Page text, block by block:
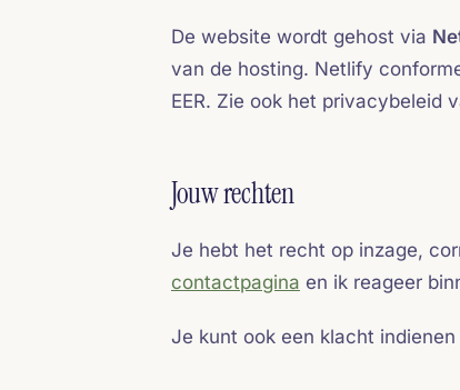
De website wordt gehost via
van de hosting. Netlify
EER. Zie ook het privacybeleid
Jouw rechten
Je hebt het recht op inzage,
contactpagina en ik reageer
Je kunt ook een klacht